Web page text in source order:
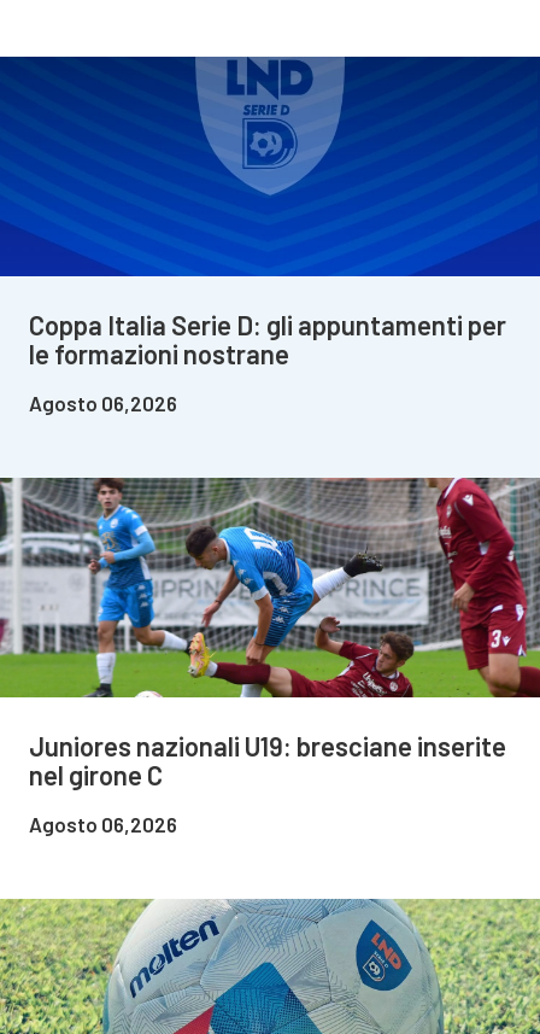
Coppa Italia Serie D: gli appuntamenti per
le formazioni nostrane
Agosto 06,2026
Juniores nazionali U19: bresciane inserite
nel girone C
Agosto 06,2026